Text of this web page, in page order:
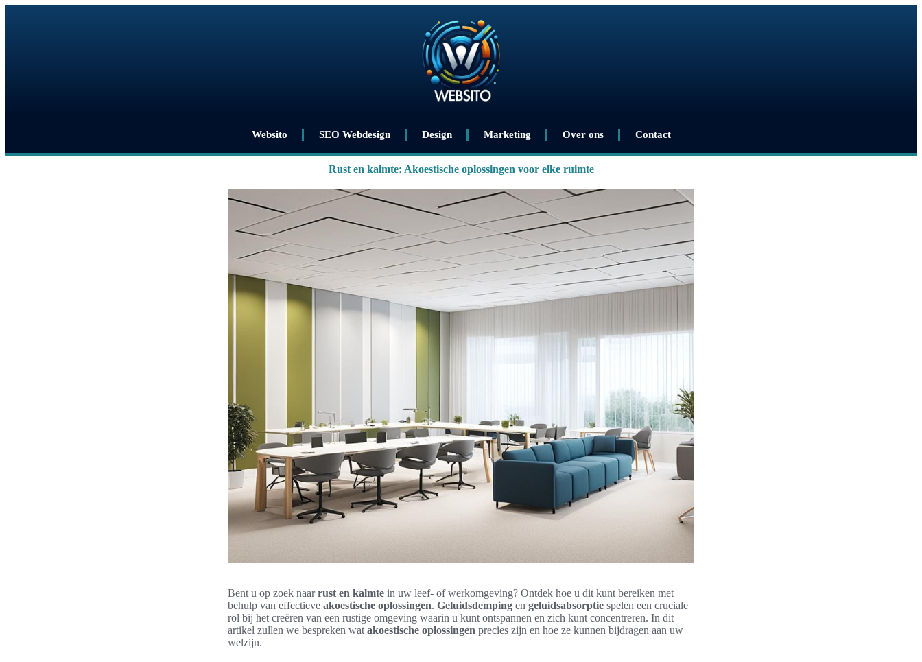
Websito SEO Webdesign Design Marketing Over ons Contact
Rust en kalmte: Akoestische oplossingen voor elke ruimte
Bent u op zoek naarrust en kalmte in uw leef- of werkomgeving? Ontdek hoe u dit kunt bereiken met
behulp van effectieve akoestische oplossingen. Geluidsdemping en geluidsabsorptie spelen een cruciale
rol bij het creëren van een rustige omgeving waarin u kunt ontspannen en zich kunt concentreren. In dit
artikel zullen we bespreken wat akoestische oplossingen precies zijn en hoe ze kunnen bijdragen aan uw
welzijn.